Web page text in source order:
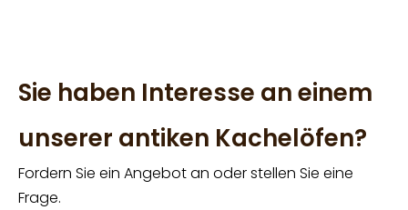
Sie haben Interesse an einem
unserer antiken Kachelöfen?
Fordern Sie ein Angebot an oder stellen Sie eine
Frage.